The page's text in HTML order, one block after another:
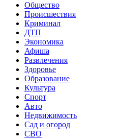
Общество
Происшествия
Криминал
ДТП
Экономика
Афиша
Развлечения
Здоровье
Образование
Культура
Спорт
Авто
Недвижимость
Сад и огород
СВО